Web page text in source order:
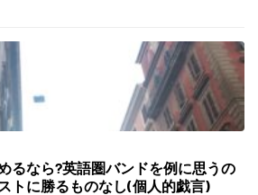
るなら?英語圏バンドを例に思うの
トに勝るものなし(個人的戯言)